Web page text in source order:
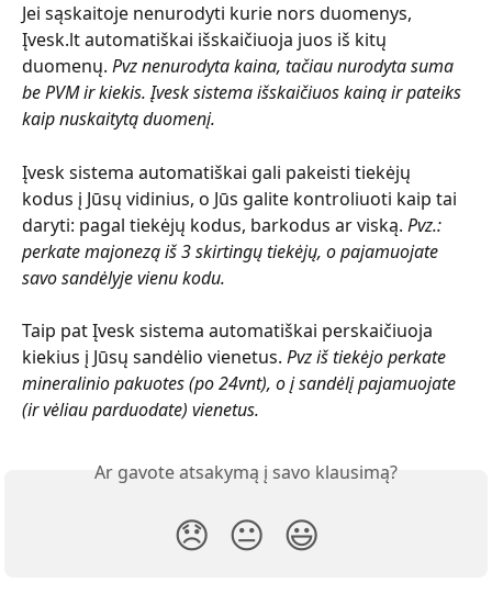
Jei sąskaitoje nenurodyti kurie nors duomenys,
Įvesk.lt automatiškai išskaičiuoja juos iš kitų
duomenų. Pvz nenurodyta kaina, tačiau nurodyta suma
be PVM ir kiekis. Įvesk sistema išskaičiuos kainą ir pateiks
kaip nuskaitytą duomenį.
Įvesk sistema automatiškai gali pakeisti tiekėjų
kodus į Jūsų vidinius, o Jūs galite kontroliuoti kaip tai
daryti: pagal tiekėjų kodus, barkodus ar viską. Pvz.:
perkate majonezą iš 3 skirtingų tiekėjų, o pajamuojate
savo sandėlyje vienu kodu.
Taip pat Įvesk sistema automatiškai perskaičiuoja
kiekius į Jūsų sandėlio vienetus. Pvz iš tiekėjo perkate
mineralinio pakuotes (po 24vnt), o į sandėlį pajamuojate
(ir vėliau parduodate) vienetus.
Ar gavote atsakymą į savo klausimą?
😞 😐 😃